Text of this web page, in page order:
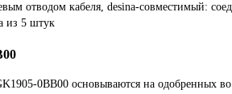
отводом кабеля, desina-совместимый:
из 5 штук
0BB00 основываются на одобренных